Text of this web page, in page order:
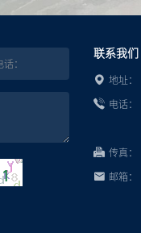
联系我们
地址：
电话：
传真：
邮箱：